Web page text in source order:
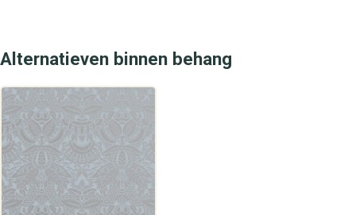
Alternatieven binnen behang